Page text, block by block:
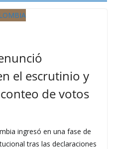
el escrutinio y
de votos
ingresó en una fase de
tras las declaraciones